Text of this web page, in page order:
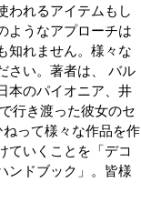
われるアイテムもし
ようなアプローチは
知れません。様々な
さい。著者は、 バル
本のパイオニア、井
行き渡った彼女のセ
って様々な作品を作
ていくことを「デコ
ンドブック」。皆様